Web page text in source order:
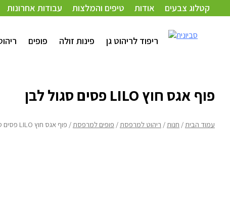
קטלוג צבעים אודות טיפים והמלצות עבודות אחרונות
ריפוד לריהוט גן פינות זולה פופים
עמוד הבית/ חנות/ריהוט למרפסת/ פופים למרפסת/ פוף אגס חוץ LILO פסים סגול לבן
פוף אגס חוץ LILO פסים סגול לבן
עמוד הבית/ חנות/ ריהוט למרפסת/ פופים למרפסת/ פוף אגס חוץ LILO פסים סגול לבן